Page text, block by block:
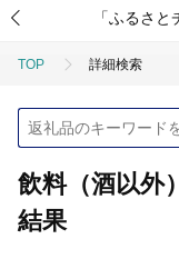
「ふるさ
TOP 詳細検索
飲料（酒以外
結果